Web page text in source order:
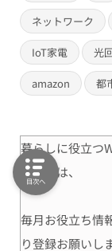
ネットワーク
IoT家電 光
amazon 都
暮らしに役立つ
ン』
では、
毎月お役立ち情
り登録お願いし
目次へ